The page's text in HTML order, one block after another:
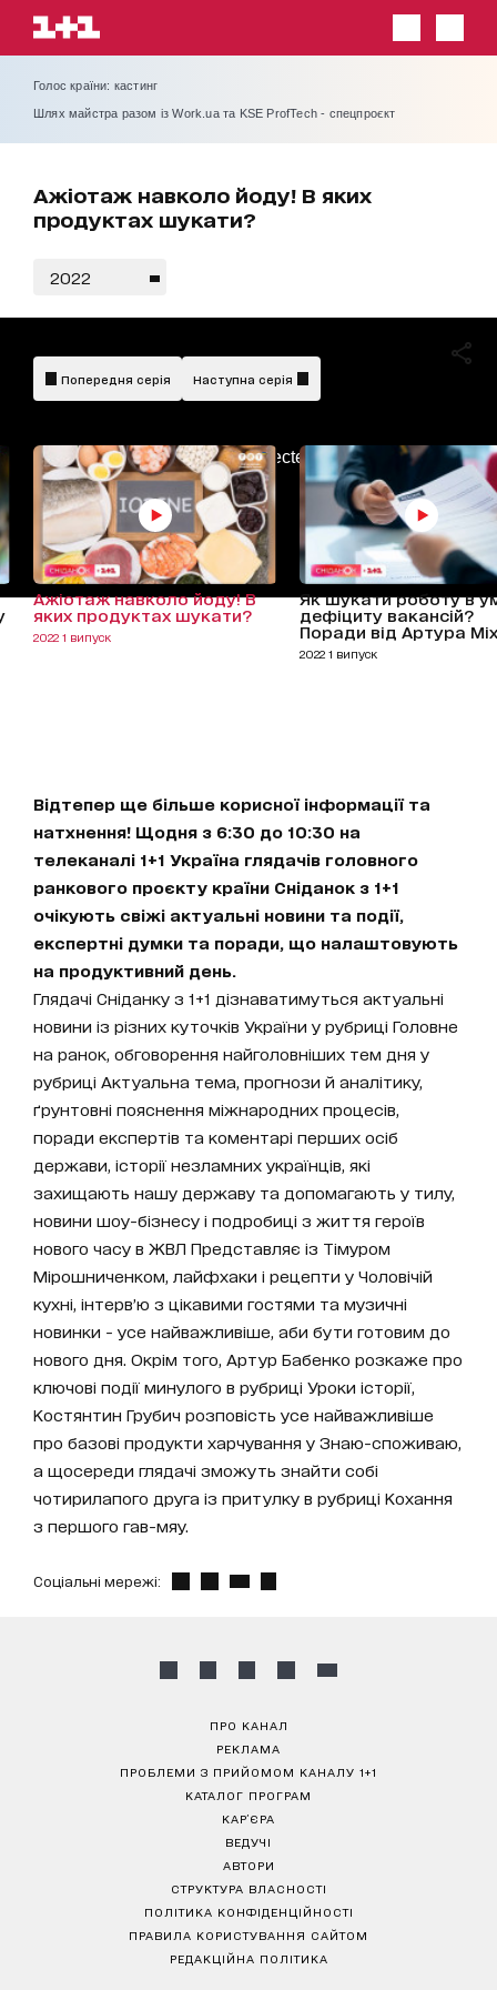
Голос країни: кастинг
Шлях майстра разом із Work.ua та KSE ProfTech - спецпроєкт
Ажіотаж навколо йоду! В яких
продуктах шукати?
2022
AdBlockDetected!
Попередня серія Наступна серія
Ажіотаж навколо йоду! В
яких продуктах шукати?
2022 1 випуск
Як шукати роботу в
дефіциту вакансій?
Поради від Артура
2022 1 випуск
Відтепер ще більше корисної інформації та
натхнення! Щодня з 6:30 до 10:30 на
телеканалі 1+1 Україна глядачів головного
ранкового проєкту країни Сніданок з 1+1
очікують свіжі актуальні новини та події,
експертні думки та поради, що налаштовують
на продуктивний день.
Глядачі Сніданку з 1+1 дізнаватимуться актуальні
новини із різних куточків України у рубриці Головне
на ранок, обговорення найголовніших тем дня у
рубриці Актуальна тема, прогнози й аналітику,
ґрунтовні пояснення міжнародних процесів,
поради експертів та коментарі перших осіб
держави, історії незламних українців, які
захищають нашу державу та допомагають у тилу,
новини шоу-бізнесу і подробиці з життя героїв
нового часу в ЖВЛ Представляє із Тімуром
Мірошниченком, лайфхаки і рецепти у Чоловічій
кухні, інтерв’ю з цікавими гостями та музичні
новинки - усе найважливіше, аби бути готовим до
нового дня. Окрім того, Артур Бабенко розкаже про
ключові події минулого в рубриці Уроки історії,
Костянтин Грубич розповість усе найважливіше
про базові продукти харчування у Знаю-споживаю,
а щосереди глядачі зможуть знайти собі
чотирилапого друга із притулку в рубриці Кохання
з першого гав-мяу.
Соціальні мережі:
ПРО КАНАЛ
РЕКЛАМА
ПРОБЛЕМИ З ПРИЙОМОМ КАНАЛУ 1+1
КАТАЛОГ ПРОГРАМ
КАР’ЄРА
ВЕДУЧІ
АВТОРИ
СТРУКТУРА ВЛАСНОСТІ
ПОЛІТИКА КОНФІДЕНЦІЙНОСТІ
ПРАВИЛА КОРИСТУВАННЯ САЙТОМ
РЕДАКЦІЙНА ПОЛІТИКА